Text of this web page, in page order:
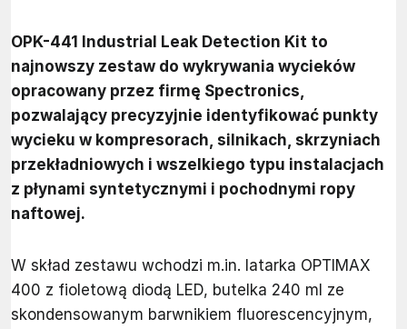
OPK-441 Industrial Leak Detection Kit to
najnowszy zestaw do wykrywania wycieków
opracowany przez firmę Spectronics,
pozwalający precyzyjnie identyfikować punkty
wycieku w kompresorach, silnikach, skrzyniach
przekładniowych i wszelkiego typu instalacjach
z płynami syntetycznymi i pochodnymi ropy
naftowej.
W skład zestawu wchodzi m.in. latarka OPTIMAX
400 z fioletową diodą LED, butelka 240 ml ze
skondensowanym barwnikiem fluorescencyjnym,